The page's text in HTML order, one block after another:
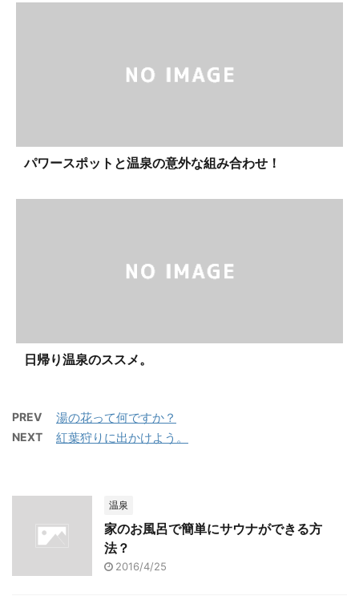
パワースポットと温泉の意外な組み合わせ！
日帰り温泉のススメ。
PREV 湯の花って何ですか？
NEXT 紅葉狩りに出かけよう。
温泉
家のお風呂で簡単にサウナができる方
法？
2016/4/25